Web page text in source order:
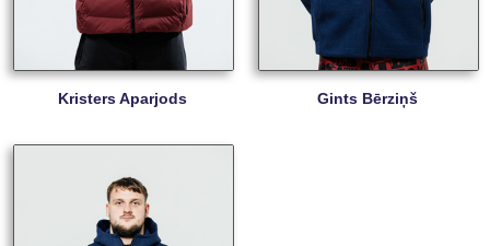
Kristers Aparjods Gints Bērziņš